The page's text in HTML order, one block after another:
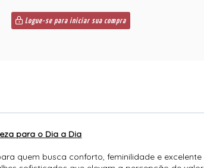
Logue-se para iniciar sua compra
para o Dia a Dia
quem busca conforto, feminilidade e